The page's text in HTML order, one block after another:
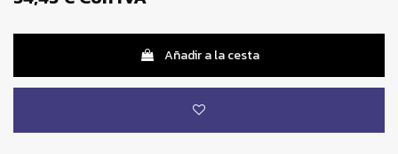
Añadir a la cesta